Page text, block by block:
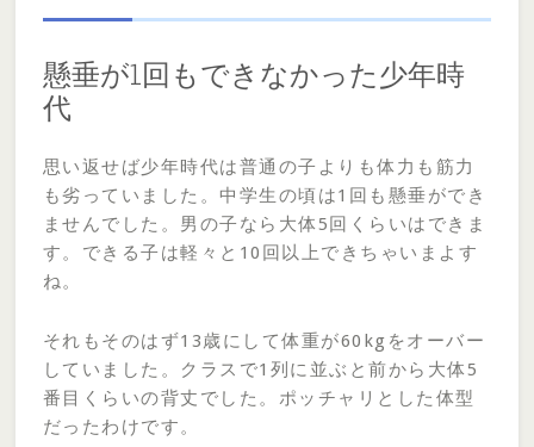
懸垂が1回もできなかった少年時
代
思い返せば少年時代は普通の子よりも体力も筋力
も劣っていました。中学生の頃は1回も懸垂ができ
ませんでした。男の子なら大体5回くらいはできま
す。できる子は軽々と10回以上できちゃいまよす
ね。
それもそのはず13歳にして体重が60kgをオーバー
していました。クラスで1列に並ぶと前から大体5
番目くらいの背丈でした。ポッチャリとした体型
だったわけです。